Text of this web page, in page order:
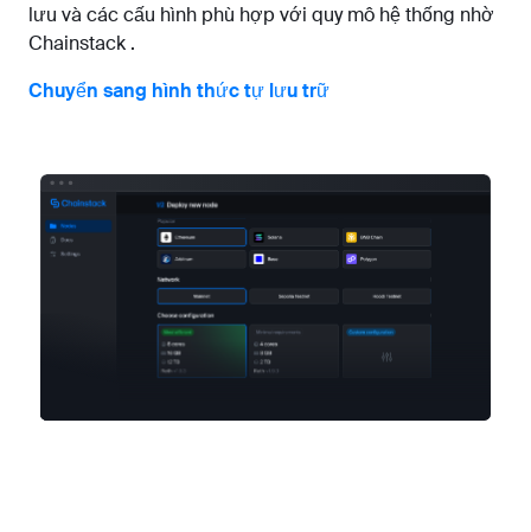
lưu và các cấu hình phù hợp với quy mô hệ thống nhờ
Chainstack .
Chuyển sang hình thức tự lưu trữ